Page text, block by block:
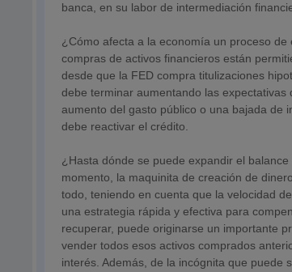
banca, en su labor de intermediación
¿Cómo afecta a la economía un proceso
compras de activos financieros están
desde que la FED compra titulizaciones
debe terminar aumentando las
aumento del gasto público o una bajada de
debe reactivar el crédito.
¿Hasta dónde se puede expandir el
momento, la maquinita de creación de
todo, teniendo en cuenta que la velocidad
una estrategia rápida y efectiva para
recuperar, puede originarse un importante
vender todos esos activos comprados
interés. Además, de la incógnita que puede